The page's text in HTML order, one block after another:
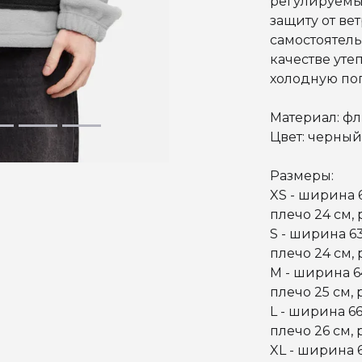
защиту от
качестве
холодную
Материал:
Цвет:
Размеры:
XS - ширина
плечо 24 см,
S - ширина
плечо 24 см,
M - ширина
плечо 25 см,
L - ширина
плечо 26 см,
XL - ширина